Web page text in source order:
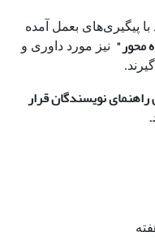
پیگیری‌های بعمل آمده
محور" نیز مورد داوری و
نویسندگان قرار